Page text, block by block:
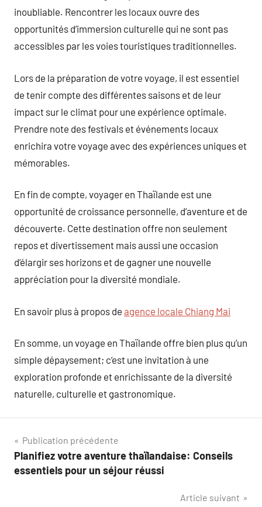
inoubliable. Rencontrer les locaux ouvre des
opportunités d’immersion culturelle qui ne sont pas
accessibles par les voies touristiques traditionnelles.
Lors de la préparation de votre voyage, il est essentiel
de tenir compte des différentes saisons et de leur
impact sur le climat pour une expérience optimale.
Prendre note des festivals et événements locaux
enrichira votre voyage avec des expériences uniques et
mémorables.
En fin de compte, voyager en Thaïlande est une
opportunité de croissance personnelle, d’aventure et de
découverte. Cette destination offre non seulement
repos et divertissement mais aussi une occasion
d’élargir ses horizons et de gagner une nouvelle
appréciation pour la diversité mondiale.
En savoir plus à propos de agence locale Chiang Mai
En somme, un voyage en Thaïlande offre bien plus qu’un
simple dépaysement; c’est une invitation à une
exploration profonde et enrichissante de la diversité
naturelle, culturelle et gastronomique.
Navigation
de
Publication précédente
Planifiez votre aventure thaïlandaise: Conseils
essentiels pour un séjour réussi
Article suivant